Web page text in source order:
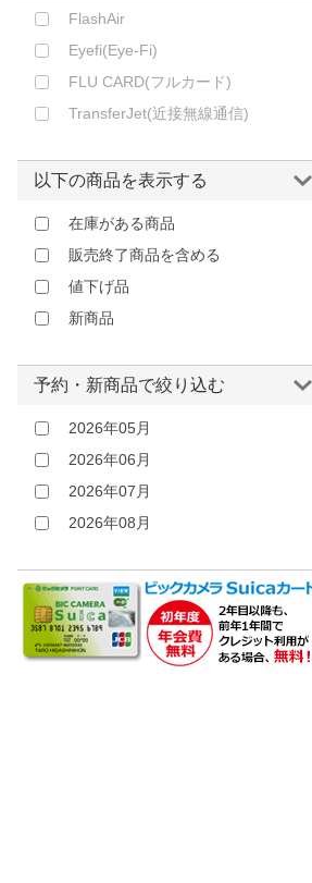
FlashAir
Eyefi(Eye-Fi)
FLU CARD(フルカード)
TransferJet(近接無線通信)
以下の商品を表示する
在庫がある商品
販売終了商品を含める
値下げ品
新商品
予約・新商品で絞り込む
2026年05月
2026年06月
2026年07月
2026年08月